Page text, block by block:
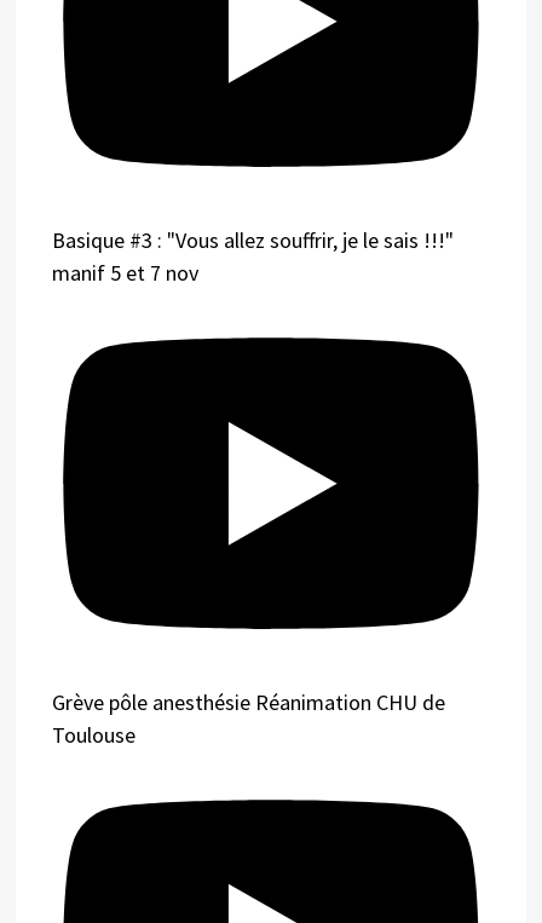
Basique #3 : "Vous allez souffrir, je le sais !!!"
manif 5 et 7 nov
Grève pôle anesthésie Réanimation CHU de
Toulouse